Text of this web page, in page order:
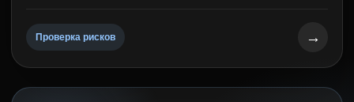
Проверка рисков →